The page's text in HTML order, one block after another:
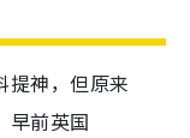
提神，但原来
早前英国